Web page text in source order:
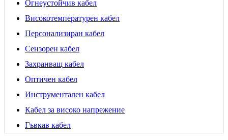
Огнеустойчив кабел
Високотемпературен кабел
Персонализиран кабел
Сензорен кабел
Захранващ кабел
Оптичен кабел
Инструментален кабел
Кабел за високо напрежение
Гъвкав кабел